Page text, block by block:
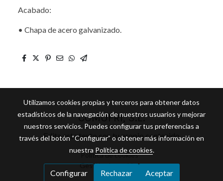
Acabado:
• Chapa de acero galvanizado.
COMUFRI, S.L.
Edita este texto con tu propio contenido
Política de cookies
Gestión de cookies
Utilizamos cookies propias y terceros para obtener datos
estadísticos de la navegación de nuestros usuarios y mejorar
nuestros servicios. Puedes configurar tus preferencias a
través del botón “Configurar” o obtener más información en
nuestra Política de cookies.
Configurar Rechazar Aceptar